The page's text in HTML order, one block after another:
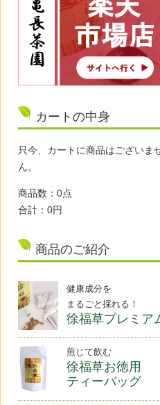
カートの中身
只今、カートに商品はございま
ん。
商品数：0点
合計：0円
商品のご紹介
健康成分を
まるごと採れる！
徐福草プレミア
煎じて飲む
徐福草お徳用
ティーバッグ